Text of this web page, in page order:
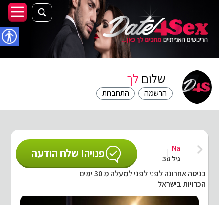
שלום לך
התחברות הרשמה
פנויה! שלח הודעה
Na
גיל 38
כניסה אחרונה לפני לפני למעלה מ 30 ימים
הכרויות בישראל